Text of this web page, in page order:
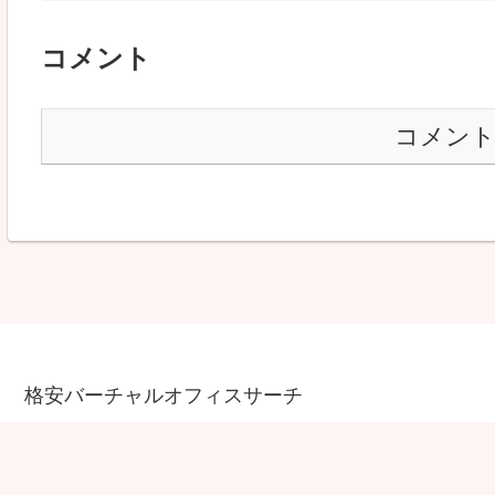
コメント
コメン
格安バーチャルオフィスサーチ